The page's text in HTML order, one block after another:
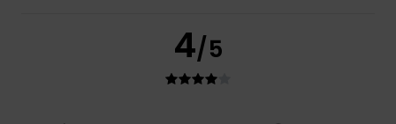
4/5